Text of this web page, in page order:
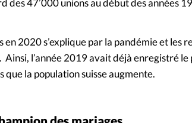
des 47’000 unions au début des années
2020 s’explique par la pandémie et les
l’année 2019 avait déjà enregistré
que la population suisse augmente.